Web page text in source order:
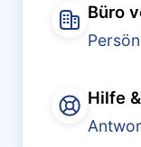
Büro
Hilfe